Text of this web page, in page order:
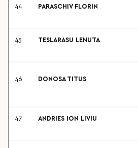
44 PARASCHIV FLORIN
45 TESLARASU LENUTA
46 DONOSA TITUS
47 ANDRIES ION LIVIU